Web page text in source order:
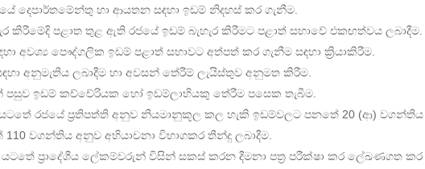
දෙපාර්තමේන්තු හා ආයතන සඳහා ඉඩම් නිදහස් කර ගැනීම.
කිරීමේදි පළාත තුළ ඇති රජයේ ඉඩම් බැහැර කිරීමට පළාත් සභාවේ එකඟත්වය ලබාදීම.
අවශ්‍ය පෞද්ගලික ඉඩම් පළාත් සභාවට අත්පත් කර ගැනීම සඳහා ක්‍රියාකිරීම.
අනුමැතිය ලබාදීම හා අවසන් තේරීම් ලැයිස්තුව අනුමත කිරීම.
පසුව ඉඩම් කච්චේරියක හෝ ඉඩම්ලාභියකු තේරීම පසෙක තැබීම.
රජයේ ප්‍රතිපත්ති අනුව නියමානුකූල කල හැකි ඉඩම්වලට පනතේ 20 (ආ) වගන්තිය
වගන්තිය අනුව අභියාචනා විභාගකර තීන්දු ලබාදීම.
ප්‍රාදේශීය ලේකම්වරුන් විසින් සකස් කරන දීමනා පත්‍ර පරීක්ෂා කර ලේඛණගත